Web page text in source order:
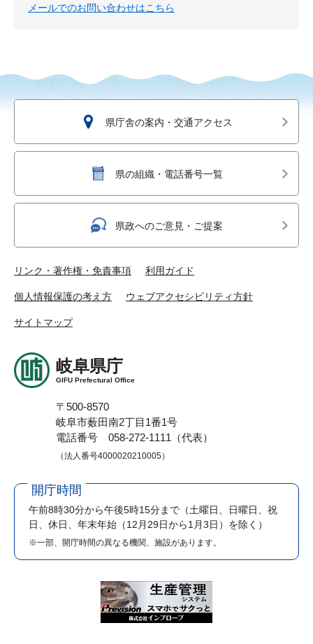
メールでのお問い合わせはこちら
県庁舎の案内・交通アクセス
県の組織・電話番号一覧
県政へのご意見・ご提案
リンク・著作権・免責事項 利用ガイド
個人情報保護の考え方 ウェブアクセシビリティ方針
サイトマップ
岐阜県庁
GIFU Prefectural Office
〒500-8570
岐阜市薮田南2丁目1番1号
電話番号 058-272-1111（代表）
（法人番号4000020210005）
開庁時間
午前8時30分から午後5時15分まで （土曜日、日曜日、祝
日、休日、年末年始（12月29日から1月3日）を除く）
※一部、開庁時間の異なる機関、施設があります。